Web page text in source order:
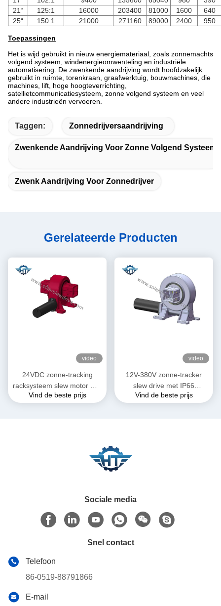
21“
125:1 16000 203400 81000 1600
640
25“
150:1 21000 271160 89000 2400 950
Toepassingen
Het is wijd gebruikt in nieuw energiemateriaal, zoals zonnemachts
volgend systeem, windenergieomwenteling en industriële
automatisering. De zwenkende aandrijving wordt hoofdzakelijk
gebruikt in ruimte, torenkraan, graafwerktuig, bouwmachines, die
machines, lift, hoge hoogteverrichting,
satellietcommunicatiesysteem, zonne volgend systeem en veel
andere industrieën vervoeren.
Taggen: Zonnedrijversaandrijving
Zwenkende Aandrijving Voor Zonne Volgend Systeem
Zwenk Aandrijving Voor Zonnedrijver
Gerelateerde Producten
video
24VDC zonne-tracking
racksysteem slew motor met
een enkele as / dubbele as
Vind de beste prijs
video
12V-380V zonne-tracker
slew drive met IP66
bescherming voor PV-
Vind de beste prijs
Sociale media
Snel contact
Telefoon
86-0519-88791866
E-mail